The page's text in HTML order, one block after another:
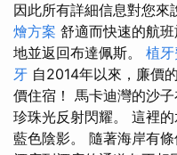
因此所有詳細信息對您來
燴方案 舒適而快速的航
地並返回布達佩斯。 植
牙 自2014年以來，廉價
價住宿！ 馬卡迪灣的沙
珍珠光反射閃耀。 這裡
藍色陰影。 隨著海岸有